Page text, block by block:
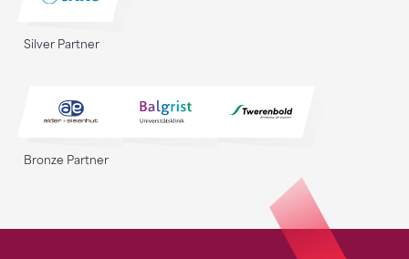
Silver Partner
Bronze Partner